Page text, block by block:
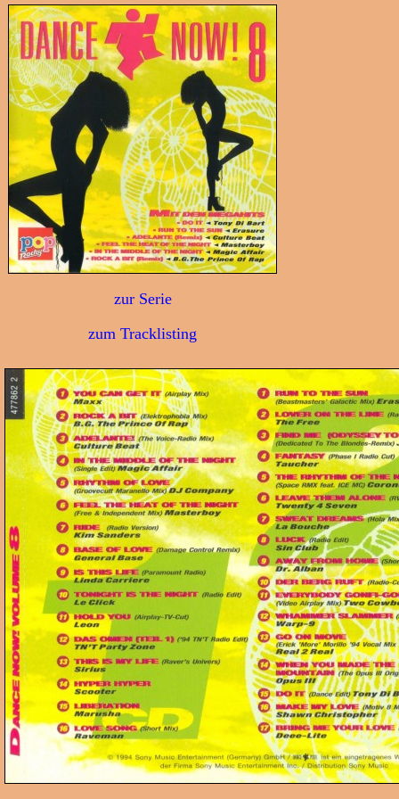
zur Serie
zum Tracklisting